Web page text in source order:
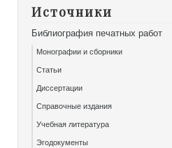
Источники
Библиография печатных работ
Монографии и сборники
Статьи
Диссертации
Справочные издания
Учебная литература
Эгодокументы